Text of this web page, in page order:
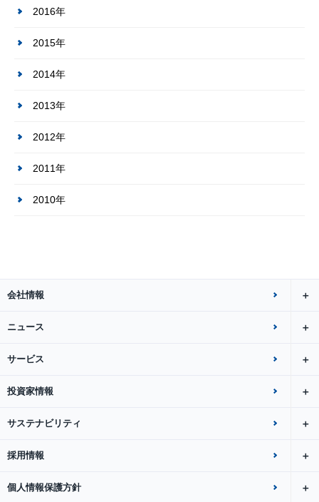
2016年
2015年
2014年
2013年
2012年
2011年
2010年
会社情報
ニュース
サービス
投資家情報
サステナビリティ
採用情報
個人情報保護方針